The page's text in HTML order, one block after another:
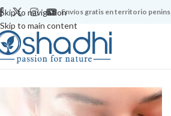
Skip to navigation
Skip to main content
Envíos gratis en territorio